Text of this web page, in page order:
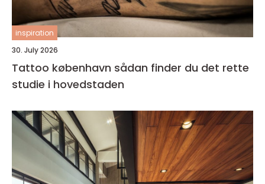
inspiration
30. July 2026
Tattoo københavn sådan finder du det rette
studie i hovedstaden